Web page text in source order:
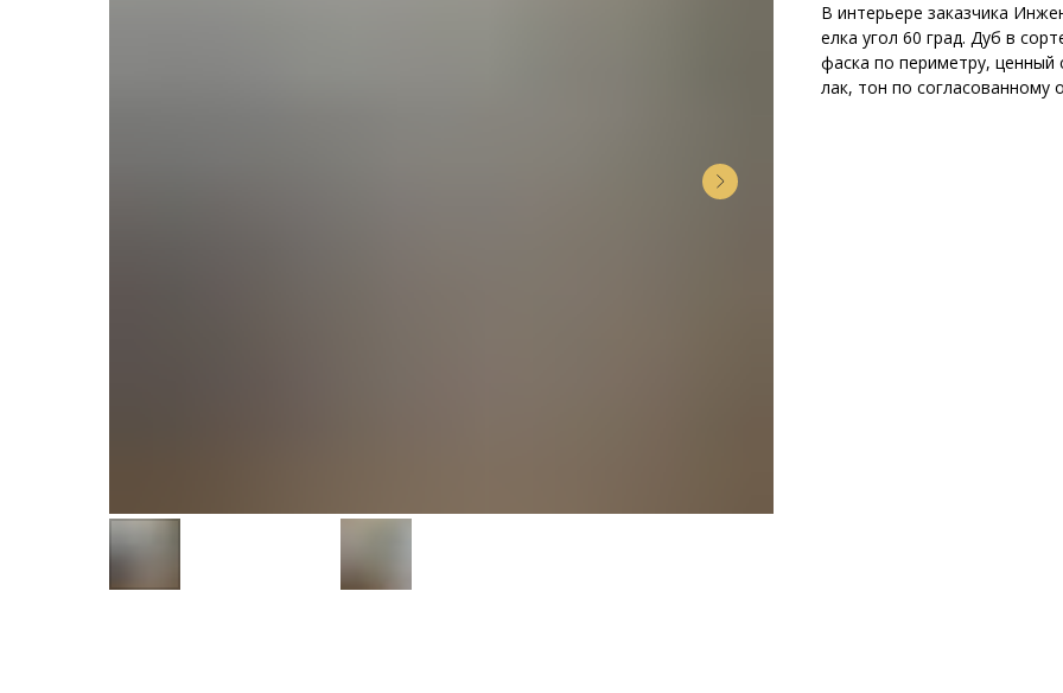
В интерьере заказчика
елка угол 60 град. Дуб в
фаска по периметру,
лак, тон по согласованному